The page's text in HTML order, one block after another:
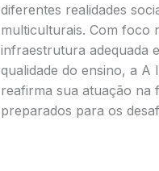
diferentes realidades
multiculturais. Com foco
infraestrutura adequada
qualidade do ensino, a A
reafirma sua atuação na
preparados para os